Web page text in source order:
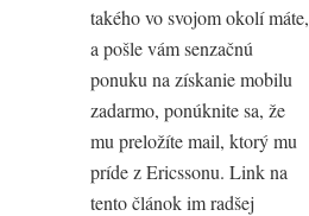
takého vo svojom okolí máte,
a pošle vám senzačnú
ponuku na získanie mobilu
zadarmo, ponúknite sa, že
mu preložíte mail, ktorý mu
príde z Ericssonu. Link na
tento článok im radšej